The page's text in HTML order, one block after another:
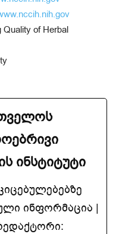
Quality of Herbal
ინსტიტუტი
ინფორმაცია |